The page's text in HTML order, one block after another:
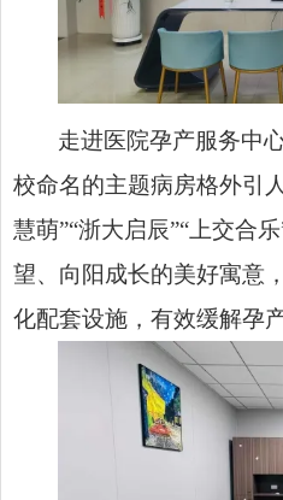
走进医院孕产服务中
校命名的主题病房格外引
慧萌”“浙大启辰”“上交合
望、向阳成长的美好寓意
化配套设施，有效缓解孕